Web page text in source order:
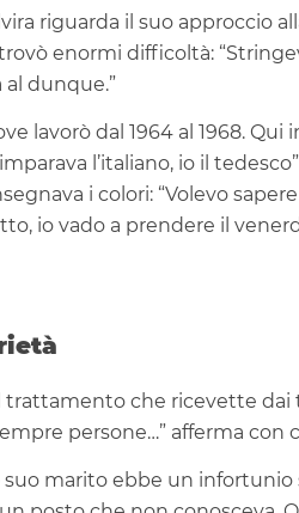
riguarda il suo approccio
enormi difficoltà:
al dunque.”
lavorò dal 1964 al 1968. Qui
l’italiano, io il
i colori: “Volevo
io vado a prendere il
che ricevette dai
persone…” afferma con
marito ebbe un infortunio